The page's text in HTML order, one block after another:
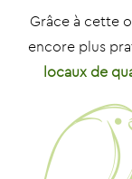
Grâce à cette
encore plus
locaux de